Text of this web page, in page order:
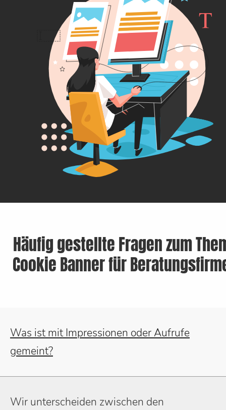
Häufig gestellte Fragen zum
Cookie Banner für
Was ist mit Impressionen oder Aufrufe
gemeint?
Wir unterscheiden zwischen den